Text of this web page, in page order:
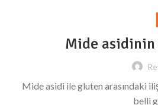
Mide
Mide asidi ile gluten arasındaki
belli